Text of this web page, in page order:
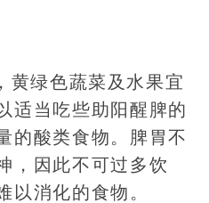
黄绿色蔬菜及水果宜
适当吃些助阳醒脾的
的酸类食物。脾胃不
，因此不可过多饮
以消化的食物。